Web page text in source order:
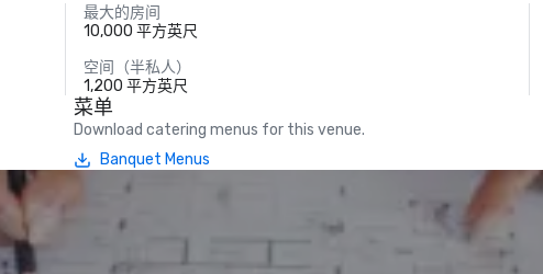
最大的房间
10,000 平方英尺
空间（半私人）
1,200 平方英尺
菜单
Download catering menus for this venue.
Banquet Menus